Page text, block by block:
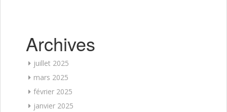
Archives
juillet 2025
mars 2025
février 2025
janvier 2025